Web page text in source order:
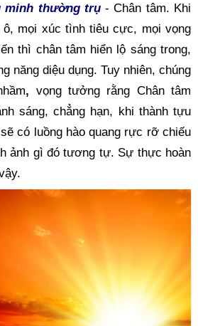
minh thường trụ- Chân tâm. Khi
ô, mọi xúc tình tiêu cực, mọi vọng
thì chân tâm hiển lộ sáng trong,
năng diệu dụng. Tuy nhiên, chúng
, vọng tưởng rằng Chân tâm
sáng, chẳng hạn, khi thành tựu
có luồng hào quang rực rỡ chiếu
ảnh gì đó tương tự. Sự thực hoàn